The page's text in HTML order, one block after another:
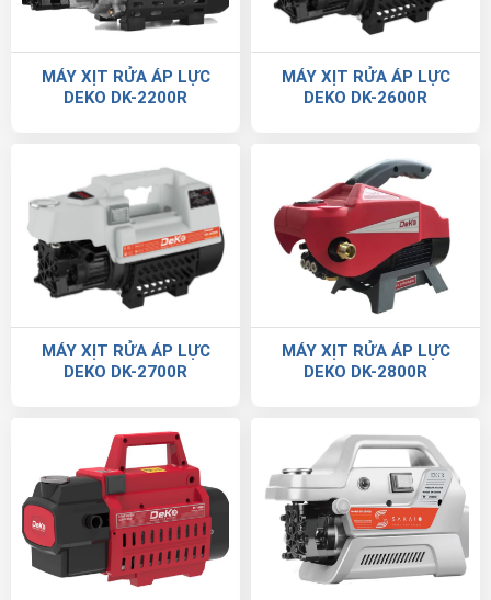
MÁY XỊT RỬA ÁP LỰC
DEKO DK-2200R
MÁY XỊT RỬA ÁP LỰC
DEKO DK-2600R
MÁY XỊT RỬA ÁP LỰC
DEKO DK-2700R
MÁY XỊT RỬA ÁP LỰC
DEKO DK-2800R